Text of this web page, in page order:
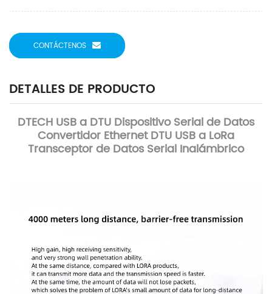
CONTÁCTENOS
DETALLES DE PRODUCTO
DTECH USB a DTU Dispositivo Serial de Datos
Convertidor Ethernet DTU USB a LoRa
Transceptor de Datos Serial Inalámbrico